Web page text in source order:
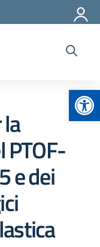
PTOF-
e dei